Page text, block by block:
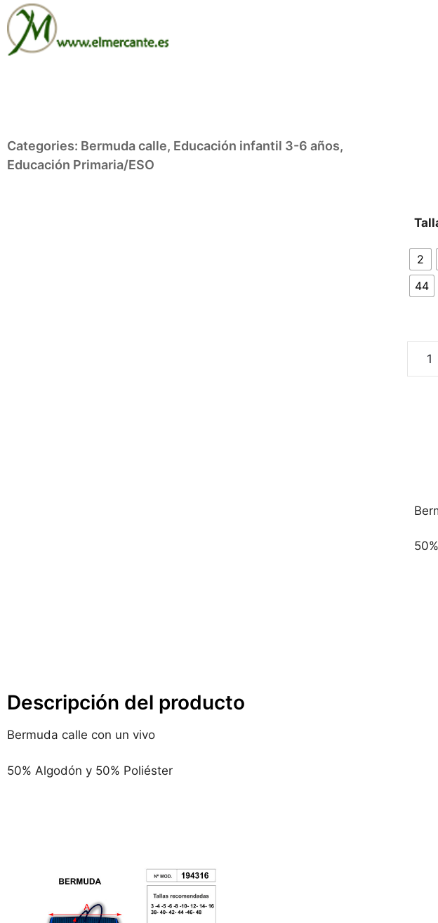
Categories: Bermuda calle, Educación infantil 3-6 años,
Educación Primaria/ESO
2
44
Descripción del producto
Bermuda calle con un vivo
50% Algodón y 50% Poliéster